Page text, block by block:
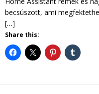
becsúszott, ami
[…]
Share this: